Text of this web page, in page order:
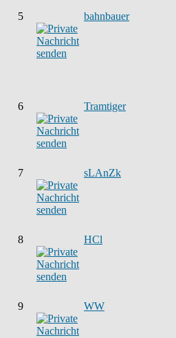
5 bahnbauer
6 Tramtiger
7 sLAnZk
8 HCl
9 WW